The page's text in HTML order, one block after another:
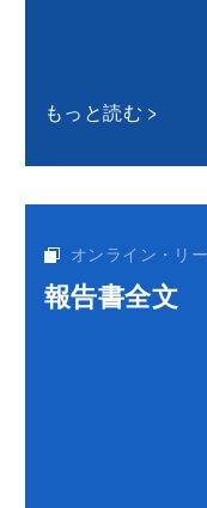
もっと読む
オンライン・リ
報告書全文